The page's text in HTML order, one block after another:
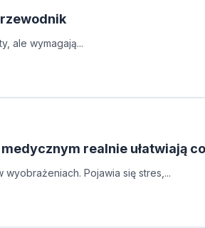
ale wymagają...
realnie ułatwiają
Pojawia się stres,...